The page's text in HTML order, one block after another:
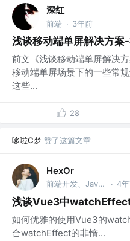
深红
前端 · 3年前
浅谈移动端单屏解决方案
前文《浅谈移动端单屏解决
移动端单屏场景下的一些常
这些...
28
哆啦C梦 赞了这篇文章
HexOr
前端开发、Java、视觉设计 @ᕕ( ᐛ )ᕗ · 4
浅谈Vue3中
如何优雅的使用Vue3的
合watchEffect的非惰...